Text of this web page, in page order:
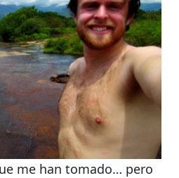
me han tomado… pero